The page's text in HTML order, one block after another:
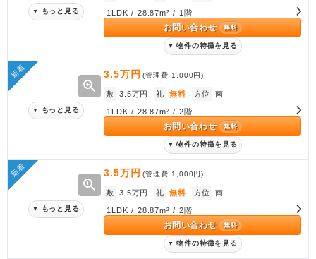
▼ もっと見る 1LDK / 28.87m² / 1階
お問い合わせ 無料
▼ 物件の特徴を見る
新着
zoom_in
▼ もっと見る
3.5万円 (管理費 1,000円)
敷 3.5万円 礼 無料 方位 南
1LDK / 28.87m² / 2階
お問い合わせ 無料
▼ 物件の特徴を見る
新着
zoom_in
▼ もっと見る
3.5万円 (管理費 1,000円)
敷 3.5万円 礼 無料 方位 南
1LDK / 28.87m² / 2階
お問い合わせ 無料
▼ 物件の特徴を見る